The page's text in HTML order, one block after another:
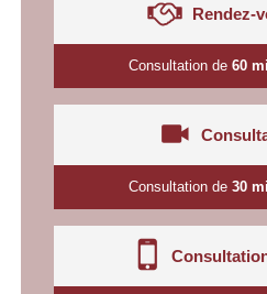
Rendez-
Consultation de 60
Consultation de 30